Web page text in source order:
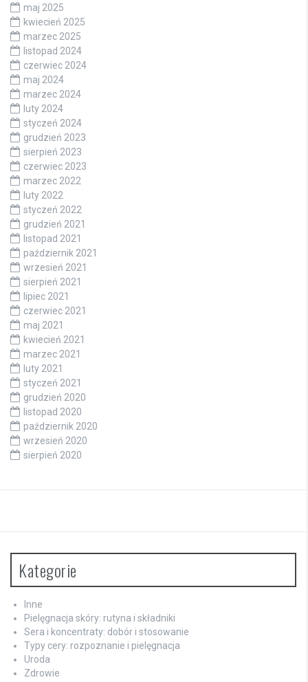
maj 2025
kwiecień 2025
marzec 2025
listopad 2024
czerwiec 2024
maj 2024
marzec 2024
luty 2024
styczeń 2024
grudzień 2023
sierpień 2023
czerwiec 2023
marzec 2022
luty 2022
styczeń 2022
grudzień 2021
listopad 2021
październik 2021
wrzesień 2021
sierpień 2021
lipiec 2021
czerwiec 2021
maj 2021
kwiecień 2021
marzec 2021
luty 2021
styczeń 2021
grudzień 2020
listopad 2020
październik 2020
wrzesień 2020
sierpień 2020
Kategorie
Inne
Pielęgnacja skóry: rutyna i składniki
Sera i koncentraty: dobór i stosowanie
Typy cery: rozpoznanie i pielęgnacja
Uroda
Zdrowie